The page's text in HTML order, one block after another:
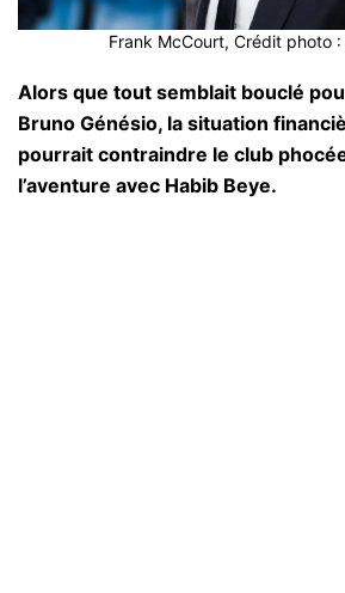
Frank McCourt, Crédit photo
Alors que tout semblait bouclé
Bruno Génésio, la situation
pourrait contraindre le club
l’aventure avec Habib Beye.